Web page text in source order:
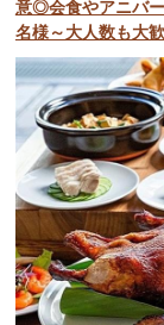
意◎会食やアニバ
名様～大人数も大歓